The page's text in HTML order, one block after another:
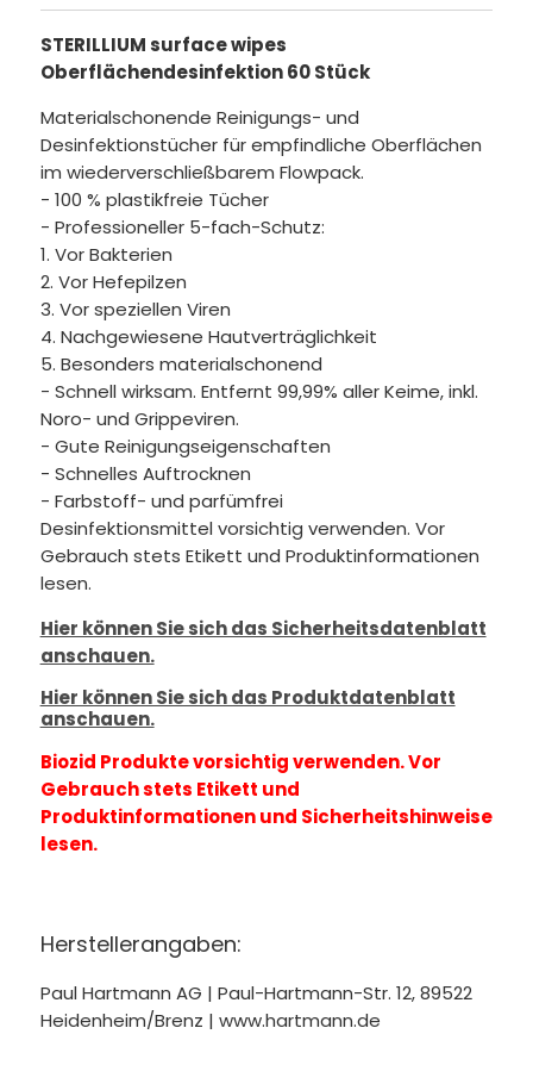
STERILLIUM surface wipes
Oberflächendesinfektion 60 Stück
Materialschonende Reinigungs- und
Desinfektionstücher für empfindliche Oberflächen
im wiederverschließbarem Flowpack.
- 100 % plastikfreie Tücher
- Professioneller 5-fach-Schutz:
Vor Bakterien
Vor Hefepilzen
Vor speziellen Viren
Nachgewiesene Hautverträglichkeit
Besonders materialschonend
- Schnell wirksam. Entfernt 99,99% aller Keime, inkl.
Noro- und Grippeviren.
- Gute Reinigungseigenschaften
- Schnelles Auftrocknen
- Farbstoff- und parfümfrei
Desinfektionsmittel vorsichtig verwenden. Vor
Gebrauch stets Etikett und Produktinformationen
lesen.
Hier können Sie sich das Sicherheitsdatenblatt
anschauen.
Hier können Sie sich das Produktdatenblatt
anschauen.
Biozid Produkte vorsichtig verwenden. Vor
Gebrauch stets Etikett und
Produktinformationen und Sicherheitshinweise
lesen.
Herstellerangaben:
Paul Hartmann AG | Paul-Hartmann-Str. 12, 89522
Heidenheim/Brenz | www.hartmann.de